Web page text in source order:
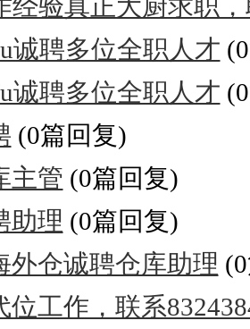
经验真正大厨求职
诚聘多位全职人才
诚聘多位全职人才
(0篇回复)
主管 (0篇回复)
助理 (0篇回复)
外仓诚聘仓库助理
位工作，联系